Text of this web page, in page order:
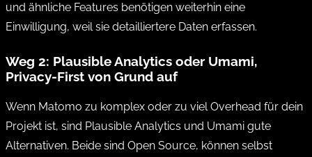
und ähnliche Features benötigen weiterhin eine
Einwilligung, weil sie detailliertere Daten erfassen.
Weg 2: Plausible Analytics oder Umami,
Privacy-First von Grund auf
Wenn Matomo zu komplex oder zu viel Overhead für dein
Projekt ist, sind Plausible Analytics und Umami gute
Alternativen. Beide sind Open Source, können selbst